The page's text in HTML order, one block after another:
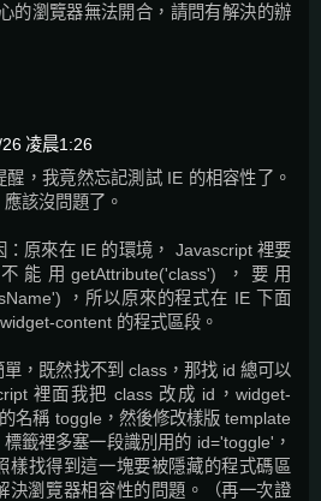
的瀏覽器無法開合，請問有解決的辦
凌晨1:26
醒，我竟然忘記測試 IE 的相容性了。
該沒問題了。
：原來在 IE 的環境， Javascript 裡要
能用getAttribute('class') ，要用
，所以原來的程式在 IE 下面
content 的程式區段。
，既然找不到 class，那找 id 總可以
裡面我把 class 改成 id，widget-
名稱 toggle，然後修改樣版 template
籤裡多塞一段識別用的 id='toggle'，
樣找得到這一塊要被隱藏的程式碼區
決瀏覽器相容性的問題。（再一次證